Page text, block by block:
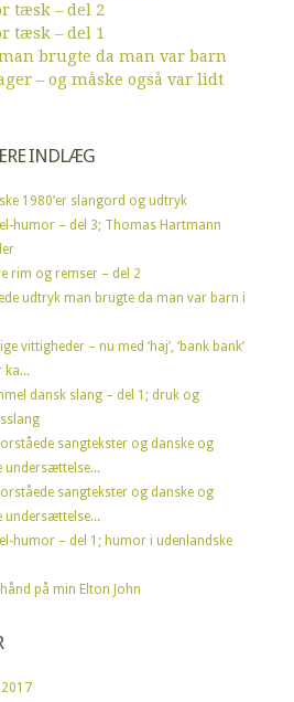
tæsk – del 2
tæsk – del 1
brugte da man var barn
– og måske også var lidt
INDLÆG
1980’er slangord og udtryk
humor – del 3; Thomas Hartmann
rim og remser – del 2
udtryk man brugte da man var barn i
vittigheder – nu med ‘haj’, ‘bank bank’
ka...
dansk slang – del 1; druk og
sangtekster og danske og
undersættelse...
sangtekster og danske og
undersættelse...
humor – del 1; humor i udenlandske
på min Elton John